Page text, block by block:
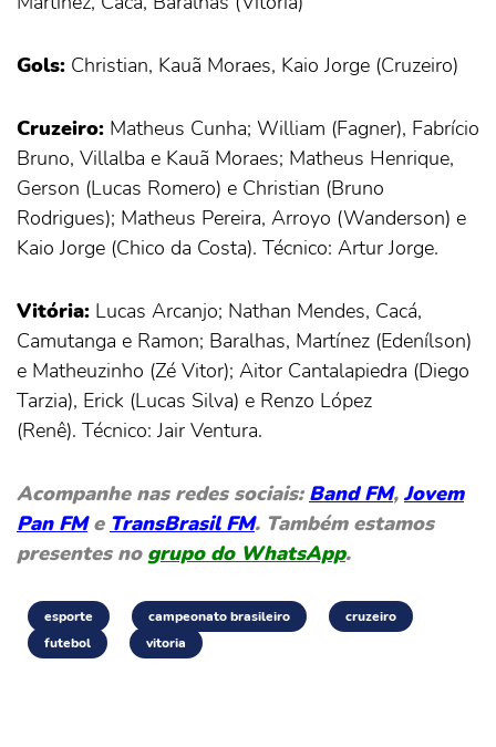
Gols: Christian, Kauã Moraes, Kaio Jorge (Cruzeiro)
Cruzeiro: Matheus Cunha; William (Fagner), Fabrício
Bruno, Villalba e Kauã Moraes; Matheus Henrique,
Gerson (Lucas Romero) e Christian (Bruno
Rodrigues); Matheus Pereira, Arroyo (Wanderson) e
Kaio Jorge (Chico da Costa). Técnico: Artur Jorge.
Vitória: Lucas Arcanjo; Nathan Mendes, Cacá,
Camutanga e Ramon; Baralhas, Martínez (Edenílson)
e Matheuzinho (Zé Vitor); Aitor Cantalapiedra (Diego
Tarzia), Erick (Lucas Silva) e Renzo López
(Renê). Técnico: Jair Ventura.
Acompanhe nas redes sociais: Band FM, Jovem
Pan FMe TransBrasil FM. Também estamos
presentes no grupo do WhatsApp.
esporte campeonato brasileiro
cruzeiro
futebol
vitoria